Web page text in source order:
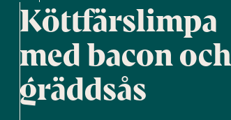
Köttfärslimpa
med bacon och
gräddsås